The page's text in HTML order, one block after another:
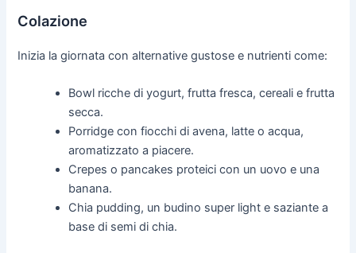
Colazione
Inizia la giornata con alternative gustose e nutrienti come:
Bowl ricche di yogurt, frutta fresca, cereali e frutta
secca.
Porridge con fiocchi di avena, latte o acqua,
aromatizzato a piacere.
Crepes o pancakes proteici con un uovo e una
banana.
Chia pudding, un budino super light e saziante a
base di semi di chia.